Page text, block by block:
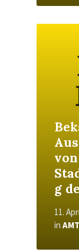
g
11.
in
Read